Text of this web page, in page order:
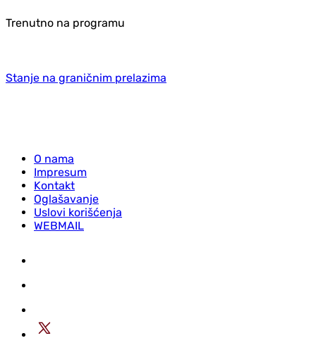
Trenutno na programu
Stanje na graničnim prelazima
O nama
Impresum
Kontakt
Oglašavanje
Uslovi korišćenja
WEBMAIL